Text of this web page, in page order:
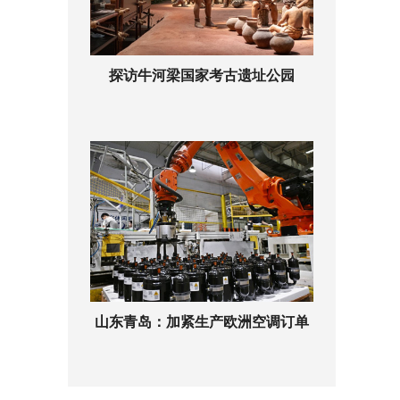
探访牛河梁国家考古遗址公园
山东青岛：加紧生产欧洲空调订单